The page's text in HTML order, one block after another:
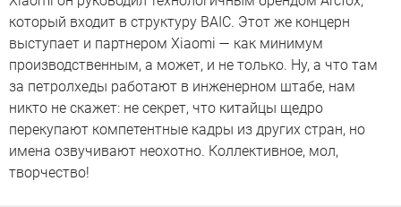
который входит в структуру BAIC. Этот же концерн
выступает и партнером Xiaomi — как минимум
производственным, а может, и не только. Ну, а что там
за петролхеды работают в инженерном штабе, нам
никто не скажет: не секрет, что китайцы щедро
перекупают компетентные кадры из других стран, но
имена озвучивают неохотно. Коллективное, мол,
творчество!